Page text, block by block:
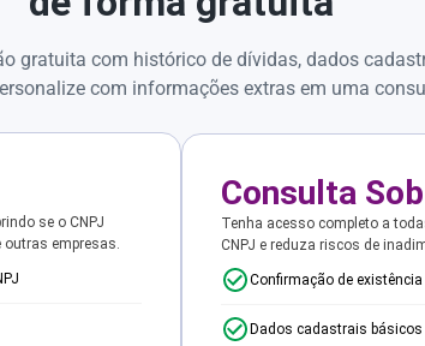
gratuita com histórico de dívidas, dados
com informações extras em uma
se o CNPJ
empresas.
Consulta
Tenha acesso completo a
CNPJ e reduza riscos de
Confirmação de existência
Dados cadastrais básicos